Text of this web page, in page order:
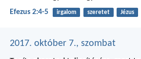
Efezus 2:4-5 irgalom szeretet Jézus
2017. október 7., szombat